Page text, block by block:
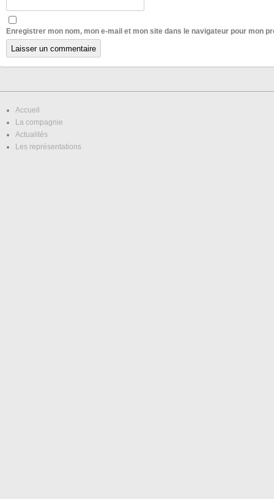
Enregistrer mon nom, mon e-mail et mon site dans le navigateur pour mon
Accueil
La compagnie
Actualités
Les représentations